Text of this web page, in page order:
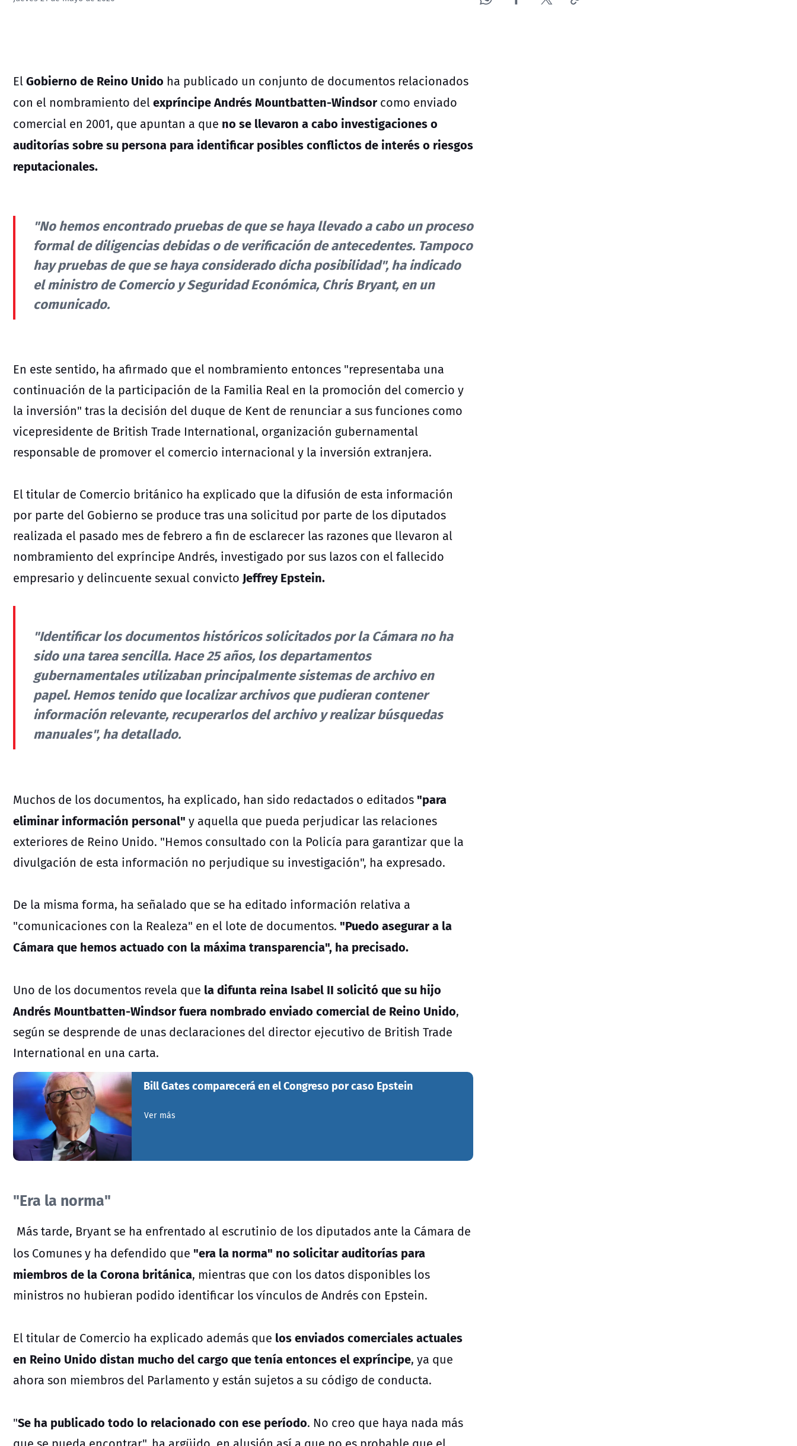
ElGobierno de Reino Unido ha publicado un conjunto de documentos relacionados
con el nombramiento delexpríncipe Andrés Mountbatten-Windsor como enviado
comercial en 2001, que apuntan a que no se llevaron a cabo investigaciones o
auditorías sobre su persona para identificar posibles conflictos de interés o riesgos
reputacionales.
"No hemos encontrado pruebas de que se haya llevado a cabo un proceso
formal de diligencias debidas o de verificación de antecedentes. Tampoco
hay pruebas de que se haya considerado dicha posibilidad", ha indicado
el ministro de Comercio y Seguridad Económica, Chris Bryant, en un
comunicado.
En este sentido, ha afirmado que el nombramiento entonces "representaba una
continuación de la participación de la Familia Real en la promoción del comercio y
la inversión" tras la decisión del duque de Kent de renunciar a sus funciones como
vicepresidente de British Trade International, organización gubernamental
responsable de promover el comercio internacional y la inversión extranjera.
El titular de Comercio británico ha explicado que la difusión de esta información
por parte del Gobierno se produce tras una solicitud por parte de los diputados
realizada el pasado mes de febrero a fin de esclarecer las razones que llevaron al
nombramiento del expríncipe Andrés, investigado por sus lazos con el fallecido
empresario y delincuente sexual convicto Jeffrey Epstein.
"Identificar los documentos históricos solicitados por la Cámara no ha
sido una tarea sencilla. Hace 25 años, los departamentos
gubernamentales utilizaban principalmente sistemas de archivo en
papel. Hemos tenido que localizar archivos que pudieran contener
información relevante, recuperarlos del archivo y realizar búsquedas
manuales", ha detallado.
Muchos de los documentos, ha explicado, han sido redactados o editados "para
eliminar información personal" y aquella que pueda perjudicar las relaciones
exteriores de Reino Unido. "Hemos consultado con la Policía para garantizar que la
divulgación de esta información no perjudique su investigación", ha expresado.
De la misma forma, ha señalado que se ha editado información relativa a
"comunicaciones con la Realeza" en el lote de documentos. "Puedo asegurar a la
Cámara que hemos actuado con la máxima transparencia", ha precisado.
Uno de los documentos revela que la difunta reina Isabel II solicitó que su hijo
Andrés Mountbatten-Windsor fuera nombrado enviado comercial de Reino Unido,
según se desprende de unas declaraciones del director ejecutivo de British Trade
International en una carta.
Bill Gates comparecerá en el Congreso por caso Epstein
Ver más
"Era la norma"
Más tarde, Bryant se ha enfrentado al escrutinio de los diputados ante la Cámara de
los Comunes y ha defendido que "era la norma" no solicitar auditorías para
miembros de la Corona británica, mientras que con los datos disponibles los
ministros no hubieran podido identificar los vínculos de Andrés con Epstein.
El titular de Comercio ha explicado además que los enviados comerciales actuales
en Reino Unido distan mucho del cargo que tenía entonces el expríncipe, ya que
ahora son miembros del Parlamento y están sujetos a su código de conducta.
"Se ha publicado todo lo relacionado con ese período. No creo que haya nada más